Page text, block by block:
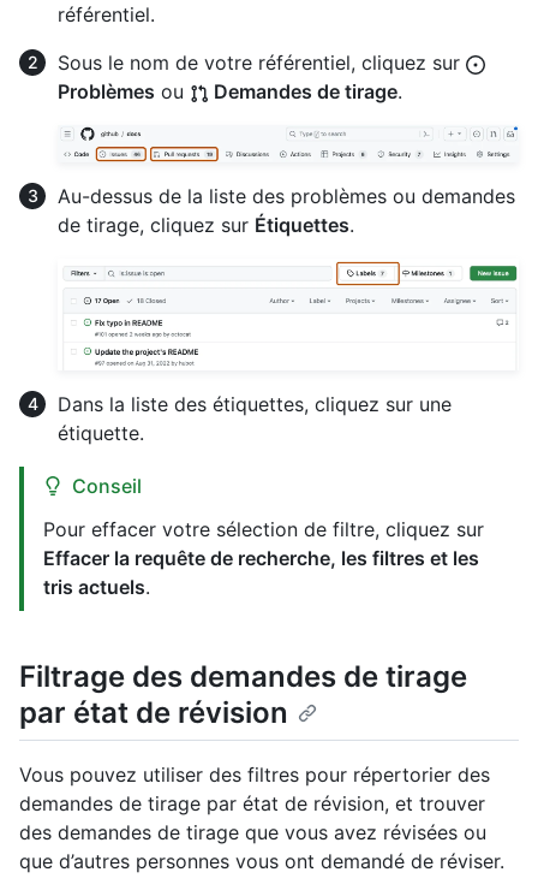
référentiel.
Sous le nom de votre référentiel, cliquez sur
Problèmes ou Demandes de tirage.
Au-dessus de la liste des problèmes ou demandes
de tirage, cliquez sur Étiquettes.
Dans la liste des étiquettes, cliquez sur une
étiquette.
Conseil
Pour effacer votre sélection de filtre, cliquez sur
Effacer la requête de recherche, les filtres et les
tris actuels.
Filtrage des demandes de tirage
par état de révision
Vous pouvez utiliser des filtres pour répertorier des
demandes de tirage par état de révision, et trouver
des demandes de tirage que vous avez révisées ou
que d’autres personnes vous ont demandé de réviser.